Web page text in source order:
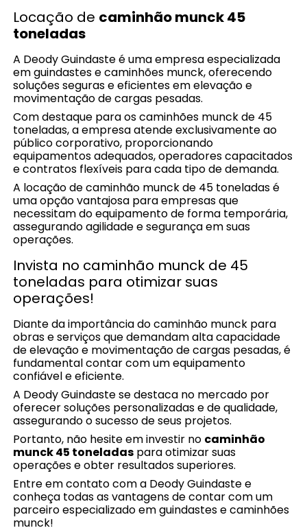
Locação de caminhão munck 45
toneladas
A Deody Guindaste é uma empresa especializada
em guindastes e caminhões munck, oferecendo
soluções seguras e eficientes em elevação e
movimentação de cargas pesadas.
Com destaque para os caminhões munck de 45
toneladas, a empresa atende exclusivamente ao
público corporativo, proporcionando
equipamentos adequados, operadores capacitados
e contratos flexíveis para cada tipo de demanda.
A locação de caminhão munck de 45 toneladas é
uma opção vantajosa para empresas que
necessitam do equipamento de forma temporária,
assegurando agilidade e segurança em suas
operações.
Invista no caminhão munck de 45
toneladas para otimizar suas
operações!
Diante da importância do caminhão munck para
obras e serviços que demandam alta capacidade
de elevação e movimentação de cargas pesadas, é
fundamental contar com um equipamento
confiável e eficiente.
A Deody Guindaste se destaca no mercado por
oferecer soluções personalizadas e de qualidade,
assegurando o sucesso de seus projetos.
Portanto, não hesite em investir no caminhão
munck 45 toneladas para otimizar suas
operações e obter resultados superiores.
Entre em contato com a Deody Guindaste e
conheça todas as vantagens de contar com um
parceiro especializado em guindastes e caminhões
munck!